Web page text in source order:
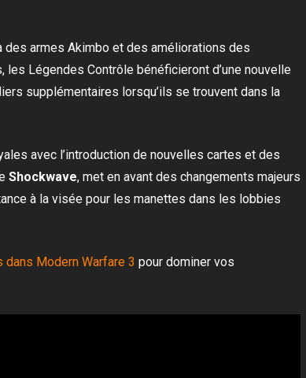
des armes Akimbo et des améliorations des
Légendes Contrôle bénéficieront d’une nouvelle
supplémentaires lorsqu’ils se trouvent dans la
avec l’introduction de nouvelles cartes et des
Shockwave, met en avant des changements majeurs
à la visée pour les manettes dans les lobbies
Modern Warfare 3 pour dominer vos